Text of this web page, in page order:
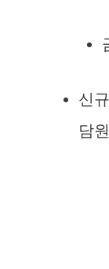
신
담